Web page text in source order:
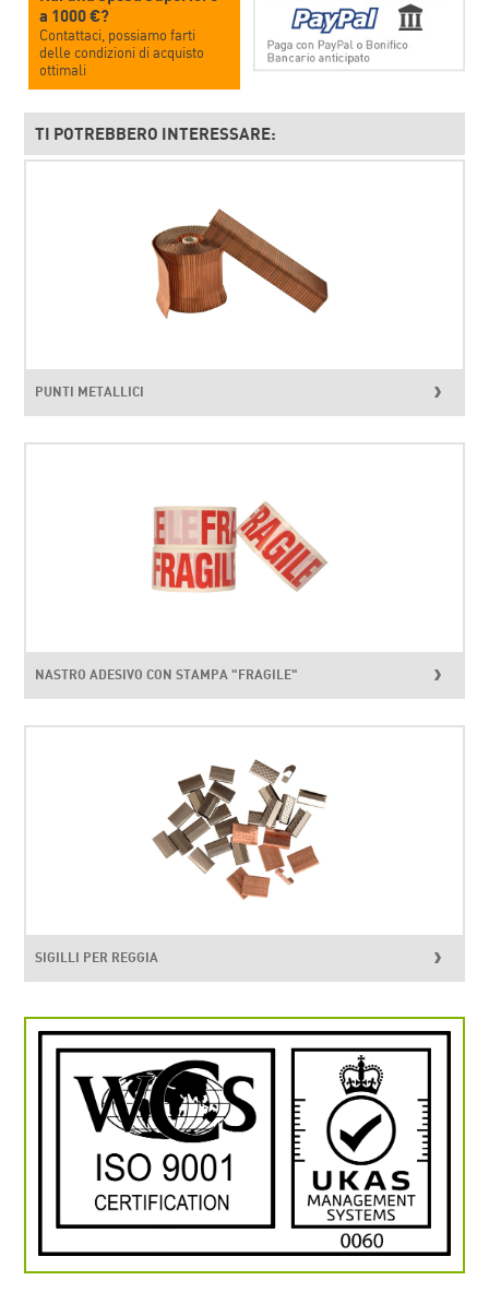
a 1000 €?
Contattaci, possiamo farti
delle condizioni di acquisto
ottimali
TI POTREBBERO INTERESSARE:
PUNTI METALLICI
NASTRO ADESIVO CON STAMPA "FRAGILE"
SIGILLI PER REGGIA